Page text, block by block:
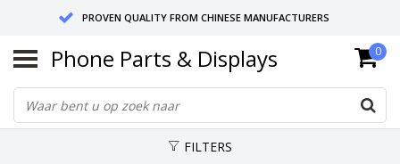
PROVEN QUALITY FROM CHINESE MANUFACTURERS
SEND RETURNS TO GERMANY OR NETHERLANDS
10 DAY SHIPPING
Phone Parts & Displays 0
FILTERS